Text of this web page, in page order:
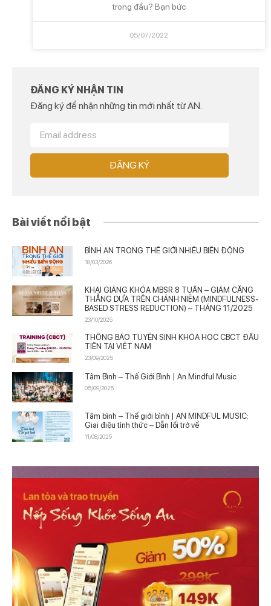
trong đầu? Bạn bức
05/07/2022
ĐĂNG KÝ NHẬN TIN
Đăng ký để nhận những tin mới nhất từ AN.
ĐĂNG KÝ
Bài viết nổi bật
BÌNH AN TRONG THẾ GIỚI NHIỀU BIẾN ĐỘNG
18/03/2026
KHAI GIẢNG KHÓA MBSR 8 TUẦN – GIẢM CĂNG
THẲNG DỰA TRÊN CHÁNH NIỆM (MINDFULNESS-
BASED STRESS REDUCTION) – THÁNG 11/2025
23/10/2025
THÔNG BÁO TUYỂN SINH KHÓA HỌC CBCT ĐẦU
TIÊN TẠI VIỆT NAM
23/09/2025
Tâm Bình – Thế Giới Bình | An Mindful Music
05/09/2025
Tâm bình – Thế giới bình | AN MINDFUL MUSIC:
Giai điệu tỉnh thức – Dẫn lối trở về
11/08/2025